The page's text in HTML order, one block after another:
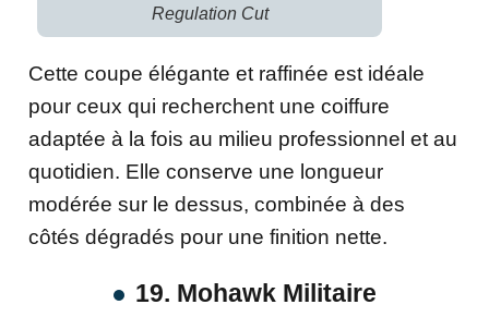
Regulation Cut
Cette coupe élégante et raffinée est idéale
pour ceux qui recherchent une coiffure
adaptée à la fois au milieu professionnel et au
quotidien. Elle conserve une longueur
modérée sur le dessus, combinée à des
côtés dégradés pour une finition nette.
19. Mohawk Militaire